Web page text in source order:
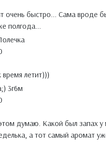
очень быстро... Сама вроде
полгода...
летит)))
3г6м
думаю. Какой был запах
а тот самый аромат